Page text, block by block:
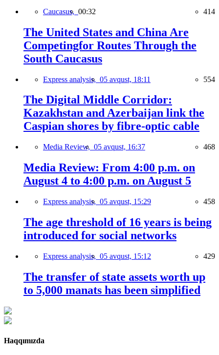
Caucasus, 00:32 414
The United States and China Are
Competingfor Routes Through the
South Caucasus
Express analysis, 05 avqust, 18:11 554
The Digital Middle Corridor:
Kazakhstan and Azerbaijan link the
Caspian shores by fibre-optic cable
Media Review, 05 avqust, 16:37 468
Media Review: From 4:00 p.m. on
August 4 to 4:00 p.m. on August 5
Express analysis, 05 avqust, 15:29 458
The age threshold of 16 years is being
introduced for social networks
Express analysis, 05 avqust, 15:12 429
The transfer of state assets worth up
to 5,000 manats has been simplified
Haqqımızda